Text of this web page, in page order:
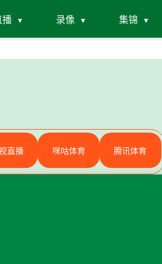
播 录像 集锦
直播 咪咕体育 腾讯体育